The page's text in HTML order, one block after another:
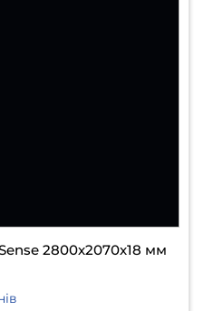
2800х2070х18 мм